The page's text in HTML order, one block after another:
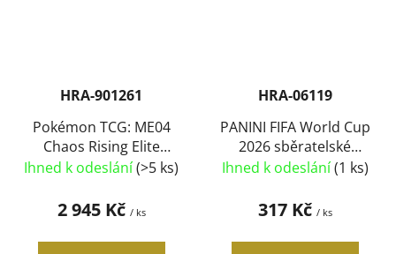
HRA-901261
Pokémon TCG: ME04
Chaos Rising Elite
Trainer Box set 9x
Ihned k odeslání(>5 ks)
2 945 Kč / ks
HRA-06119
PANINI FIFA World Cup
2026 sběratelské
album na samolepky
Ihned k odeslání(1 ks)
317 Kč / ks